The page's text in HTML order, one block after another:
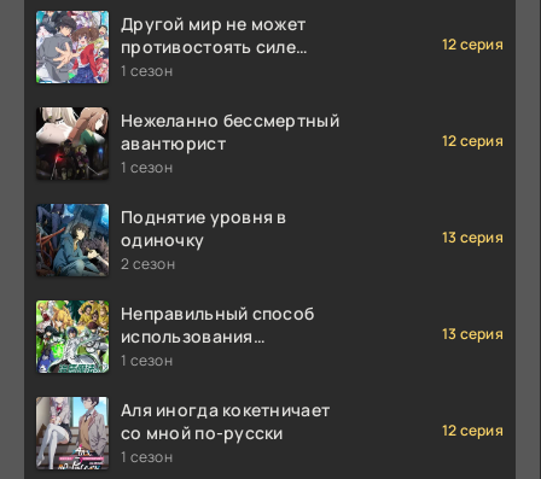
Другой мир не может
противостоять силе
мгновенной смерти
1 сезон
12 серия
Нежеланно бессмертный
авантюрист
1 сезон
12 серия
Поднятие уровня в
одиночку
2 сезон
13 серия
Неправильный способ
использования
исцеляющей магии
1 сезон
13 серия
Аля иногда кокетничает
со мной по-русски
1 сезон
12 серия